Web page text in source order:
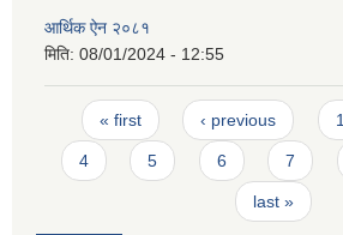
आर्थिक ‌ऐन २०८१
मिति: 08/01/2024 - 12:55
Pages
« first ‹ previous 1
4 5 6 7
last »